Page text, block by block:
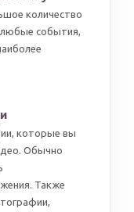
количество
события,
которые вы
Обычно
Также